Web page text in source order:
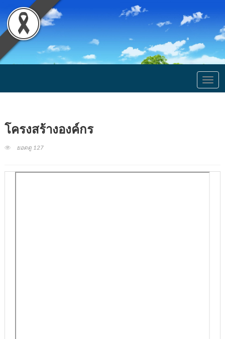
โครงสร้างองค์กร
ยอดดู 127